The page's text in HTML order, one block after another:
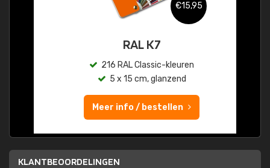
€15,95
RAL K7
216 RAL Classic-kleuren
5 x 15 cm, glanzend
Meer info / bestellen
KLANTBEOORDELINGEN